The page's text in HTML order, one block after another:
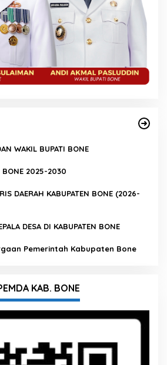
WAKIL BUPATI BONE
BONE 2025-2030
DAERAH KABUPATEN BONE (2026-
DESA DI KABUPATEN BONE
Pemerintah Kabupaten Bone
KAB. BONE